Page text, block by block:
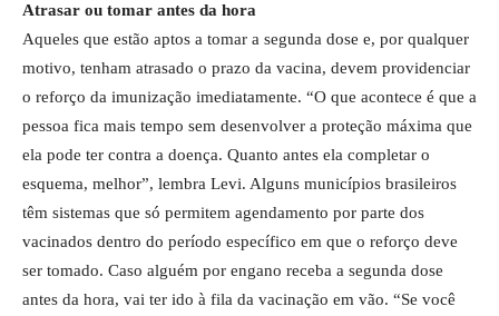
Atrasar ou tomar antes da hora
Aqueles que estão aptos a tomar a segunda dose e, por qualquer
motivo, tenham atrasado o prazo da vacina, devem providenciar
o reforço da imunização imediatamente. “O que acontece é que a
pessoa fica mais tempo sem desenvolver a proteção máxima que
ela pode ter contra a doença. Quanto antes ela completar o
esquema, melhor”, lembra Levi. Alguns municípios brasileiros
têm sistemas que só permitem agendamento por parte dos
vacinados dentro do período específico em que o reforço deve
ser tomado. Caso alguém por engano receba a segunda dose
antes da hora, vai ter ido à fila da vacinação em vão. “Se você